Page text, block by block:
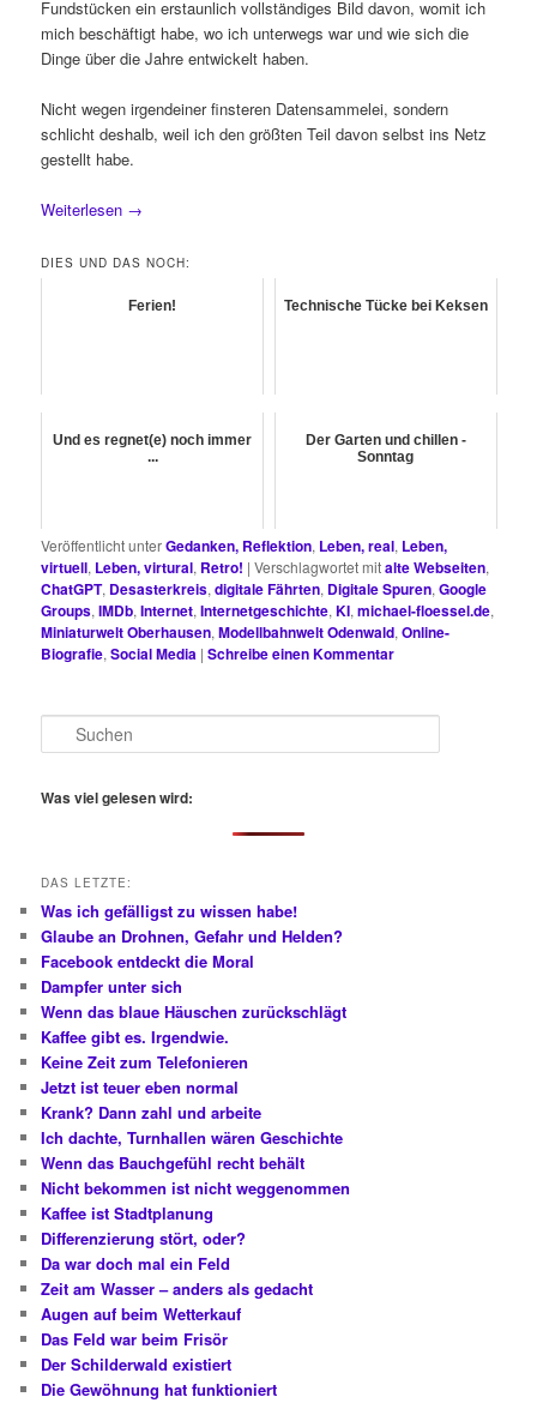
Fundstücken ein erstaunlich vollständiges Bild davon, womit ich
mich beschäftigt habe, wo ich unterwegs war und wie sich die
Dinge über die Jahre entwickelt haben.
Nicht wegen irgendeiner finsteren Datensammelei, sondern
schlicht deshalb, weil ich den größten Teil davon selbst ins Netz
gestellt habe.
Weiterlesen →
DIES UND DAS NOCH:
Ferien! Technische Tücke bei Keksen
Und es regnet(e) noch immer
...
Der Garten und chillen -
Sonntag
Veröffentlicht unterGedanken, Reflektion, Leben, real, Leben,
virtuell, Leben, virtural, Retro! |Verschlagwortet mitalte Webseiten,
ChatGPT, Desasterkreis,digitale Fährten, Digitale Spuren,Google
Groups,IMDb,Internet,Internetgeschichte,KI,michael-floessel.de,
Miniaturwelt Oberhausen,Modellbahnwelt Odenwald,Online-
Biografie,Social Media |Schreibe einen Kommentar
u
h
Was viel gelesen wird:
DAS LETZTE:
Was ich gefälligst zu wissen habe!
Glaube an Drohnen, Gefahr und Helden?
Facebook entdeckt die Moral
Dampfer unter sich
Wenn das blaue Häuschen zurückschlägt
Kaffee gibt es. Irgendwie.
Keine Zeit zum Telefonieren
Jetzt ist teuer eben normal
Krank? Dann zahl und arbeite
Ich dachte, Turnhallen wären Geschichte
Wenn das Bauchgefühl recht behält
Nicht bekommen ist nicht weggenommen
Kaffee ist Stadtplanung
Differenzierung stört, oder?
Da war doch mal ein Feld
Zeit am Wasser – anders als gedacht
Augen auf beim Wetterkauf
Das Feld war beim Frisör
Der Schilderwald existiert
Die Gewöhnung hat funktioniert